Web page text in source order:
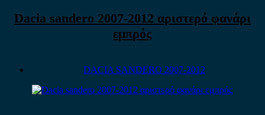
Dacia sandero 2007-2012 αριστερό φανάρι
εμπρός
DACIA SANDERO 2007-2012